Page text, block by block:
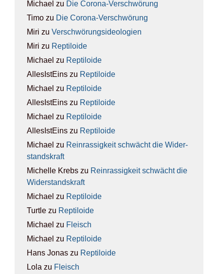
Michael zu Die Coro­na-Ver­schwö­rung
Timo zu Die Coro­na-Ver­schwö­rung
Miri zu Ver­schwö­rungs­ideo­lo­gien
Miri zu Rep­ti­lo­ide
Michael zu Rep­ti­lo­ide
AllesIstEins zu Rep­ti­lo­ide
Michael zu Rep­ti­lo­ide
AllesIstEins zu Rep­ti­lo­ide
Michael zu Rep­ti­lo­ide
AllesIstEins zu Rep­ti­lo­ide
Michael zu Rein­ras­sig­keit schwächt die Wider­
stands­kraft
Michelle Krebs zu Rein­ras­sig­keit schwächt die
Wider­stands­kraft
Michael zu Rep­ti­lo­ide
Turtle zu Rep­ti­lo­ide
Michael zu Fleisch
Michael zu Rep­ti­lo­ide
Hans Jonas zu Rep­ti­lo­ide
Lola zu Fleisch